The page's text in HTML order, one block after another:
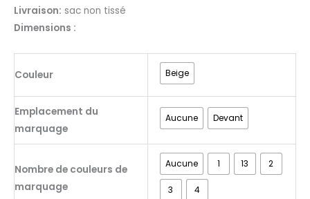
Livraison: sac non tissé
Dimensions :
Couleur Beige
Emplacement du
marquage
Aucune Devant
Nombre de couleurs de
marquage
Aucune 1 13 2
3 4